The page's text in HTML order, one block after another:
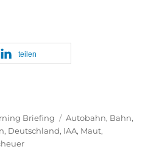
teilen
Briefing Schlagwörter
Autobahn, Bahn,
, Deutschland, IAA, Maut,